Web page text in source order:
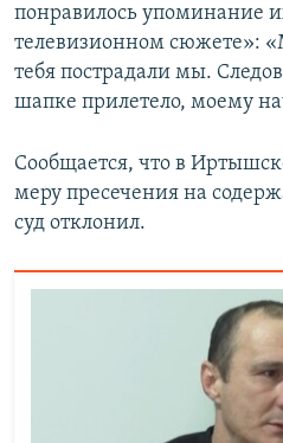
понравилось упоминание
телевизионном сюжете»:
тебя пострадали мы.
шапке прилетело, моему
Сообщается, что в
меру пресечения на
суд отклонил.